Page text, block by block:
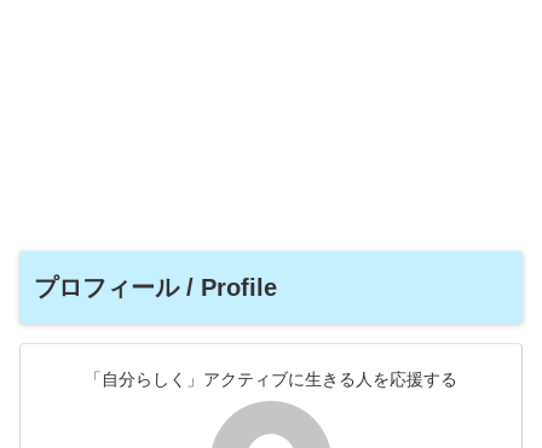
プロフィール / Profile
「自分らしく」アクティブに生きる人を応援する